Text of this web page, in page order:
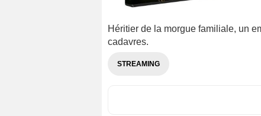
Héritier de la morgue familiale, un
cadavres.
STREAMING